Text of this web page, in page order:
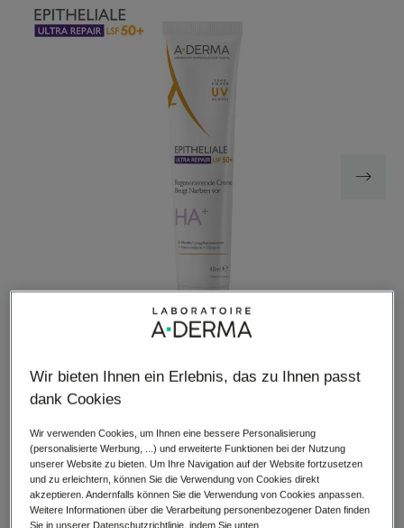
EPITHELIALE ULTRA REPAIR LSF 50+ Regenerierende
Nach Peeling, nach Laserbehandlungen** und auf
reepidermisierten tätowierter Haut getestet.
Wir bieten Ihnen ein Erlebnis, das zu Ihnen passt
dank Cookies
Wir verwenden Cookies, um Ihnen eine bessere Personalisierung
(personalisierte Werbung, ...) und erweiterte Funktionen bei der Nutzung
unserer Website zu bieten. Um Ihre Navigation auf der Website fortzusetzen
und zu erleichtern, können Sie die Verwendung von Cookies direkt
akzeptieren. Andernfalls können Sie die Verwendung von Cookies anpassen.
Weitere Informationen über die Verarbeitung personenbezogener Daten finden
Sie in unserer Datenschutzrichtlinie, indem Sie unten